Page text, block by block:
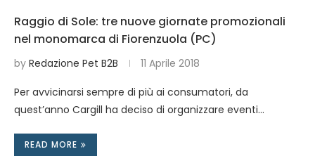
Raggio di Sole: tre nuove giornate promozionali
nel monomarca di Fiorenzuola (PC)
by Redazione Pet B2B 11 Aprile 2018
Per avvicinarsi sempre di più ai consumatori, da
quest’anno Cargill ha deciso di organizzare eventi…
READ MORE